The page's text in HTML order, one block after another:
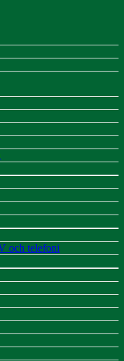
och telefoni